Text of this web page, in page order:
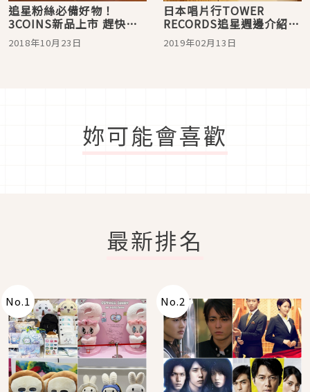
追星粉絲必備好物！
3COINS新品上市 趕快入
手跪求神席
2018年10月23日
日本唱片行TOWER
RECORDS追星週邊介紹
彩帶・手環・徽章收納好
物
2019年02月13日
妳可能會喜歡
最新排名
No.1 No.2